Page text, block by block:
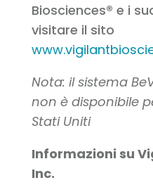
Biosciences® e i
visitare il sito
Nota: il sistema
non è disponibile
Stati Uniti
Informazioni su
Inc.